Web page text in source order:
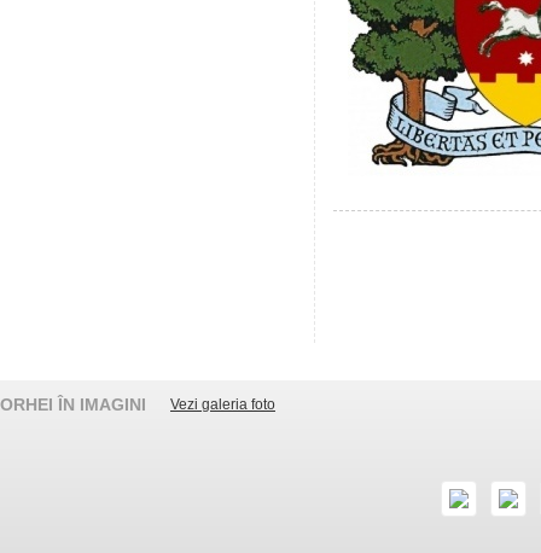
ORHEI ÎN IMAGINI Vezi galeria foto